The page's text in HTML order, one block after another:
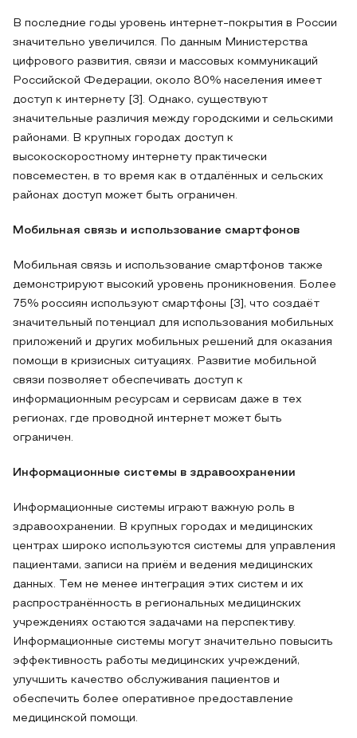
В последние годы уровень интернет-покрытия в России
значительно увеличился. По данным Министерства
цифрового развития, связи и массовых коммуникаций
Российской Федерации, около 80% населения имеет
доступ к интернету [3]. Однако, существуют
значительные различия между городскими и сельскими
районами. В крупных городах доступ к
высокоскоростному интернету практически
повсеместен, в то время как в отдалённых и сельских
районах доступ может быть ограничен.
Мобильная связь и использование смартфонов
Мобильная связь и использование смартфонов также
демонстрируют высокий уровень проникновения. Более
75% россиян используют смартфоны [3], что создаёт
значительный потенциал для использования мобильных
приложений и других мобильных решений для оказания
помощи в кризисных ситуациях. Развитие мобильной
связи позволяет обеспечивать доступ к
информационным ресурсам и сервисам даже в тех
регионах, где проводной интернет может быть
ограничен.
Информационные системы в здравоохранении
Информационные системы играют важную роль в
здравоохранении. В крупных городах и медицинских
центрах широко используются системы для управления
пациентами, записи на приём и ведения медицинских
данных. Тем не менее интеграция этих систем и их
распространённость в региональных медицинских
учреждениях остаются задачами на перспективу.
Информационные системы могут значительно повысить
эффективность работы медицинских учреждений,
улучшить качество обслуживания пациентов и
обеспечить более оперативное предоставление
медицинской помощи.